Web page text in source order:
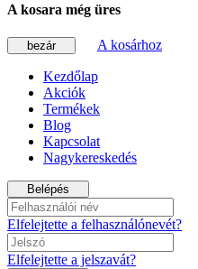
A kosara még üres
bezár A kosárhoz
Kezdőlap
Akciók
Termékek
Blog
Kapcsolat
Nagykereskedés
Belépés
Elfelejtette a felhasználónevét?
Elfelejtette a jelszavát?